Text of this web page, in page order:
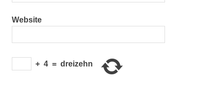
Website
+ 4 = dreizehn